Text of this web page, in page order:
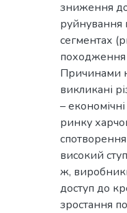
зниження
руйнування
сегментах
походження
Причинами
викликані
–
ринку
спотворення
високий
ж,
доступ до
зростання